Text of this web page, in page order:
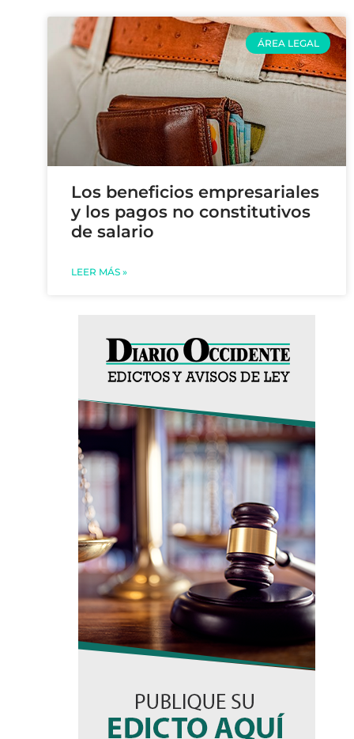
ÁREA LEGAL
Los beneficios empresariales
y los pagos no constitutivos
de salario
LEER MÁS »